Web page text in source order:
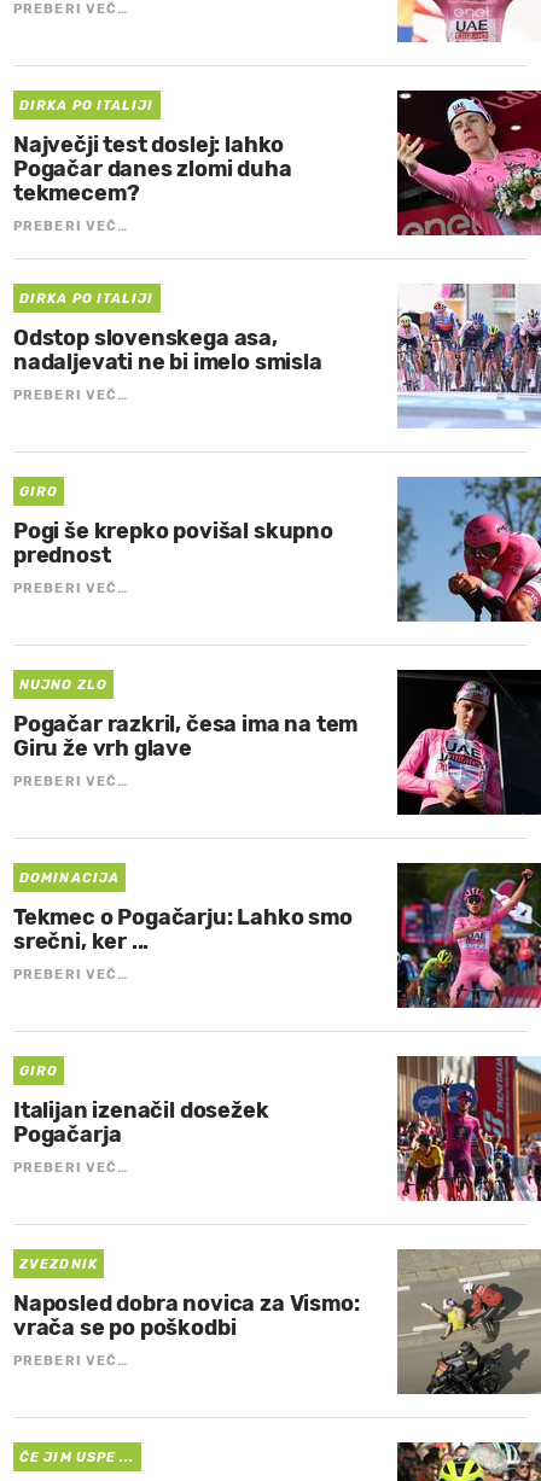
PREBERI VEČ…
DIRKA PO ITALIJI
Največji test doslej: lahko
Pogačar danes zlomi duha
tekmecem?
PREBERI VEČ…
DIRKA PO ITALIJI
Odstop slovenskega asa,
nadaljevati ne bi imelo smisla
PREBERI VEČ…
GIRO
Pogi še krepko povišal skupno
prednost
PREBERI VEČ…
NUJNO ZLO
Pogačar razkril, česa ima na tem
Giru že vrh glave
PREBERI VEČ…
DOMINACIJA
Tekmec o Pogačarju: Lahko smo
srečni, ker ...
PREBERI VEČ…
GIRO
Italijan izenačil dosežek
Pogačarja
PREBERI VEČ…
ZVEZDNIK
Naposled dobra novica za Vismo:
vrača se po poškodbi
PREBERI VEČ…
ČE JIM USPE ...